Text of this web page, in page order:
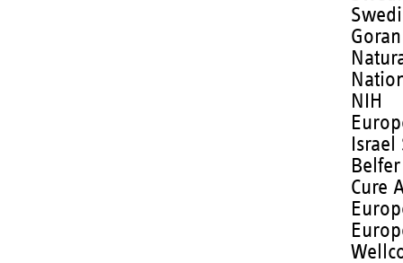
NIH
Cure